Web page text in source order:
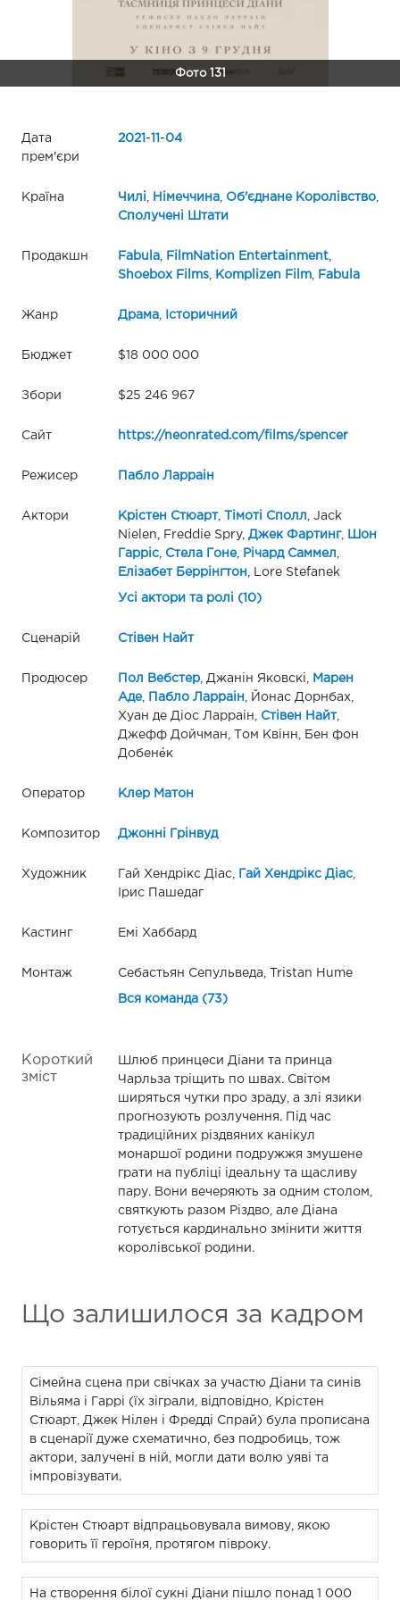
Фото 131
Дата
прем'єри
2021 -11 -04
Країна Чилі Німеччина, Об'єднане Королівство,
Сполучені Штати
Продакшн Fabula, FilmNation Entertainment,
Shoebox Films, Komplizen Film, Fabula
Жанр Драма, Історичний
Бюджет $18 000 000
Збори $25 246 967
Сайт https://neonrated.com/films/spencer
Режисер Пабло Ларраін
Актори Крістен Стюарт, Тімоті Сполл , Jack
Nielen, Freddie Spry, Джек Фартинг,
Шон
Гарріс, Стела Гоне, Річард Саммел
Елізабет Беррінгтон , Lore Stefanek
Усі актори та ролі (10)
Сценарій Стівен Найт
Продюсер Пол Вебстер, Джанін Яковскі,
Марен
Аде, Пабло Ларраін , Йонас Дорнбах,
Хуан де Діос Ларраін,
Стівен Найт,
Джефф Дойчман, Том Квінн, Бен фон
Добене́к
Оператор Клер Матон
Композитор Джонні Грінвуд
Художник Гай Хендрікс Діас, Гай Хендрікс Діас,
Ірис Пашедаг
Кастинг Емі Хаббард
Монтаж Себастьян Сепульведа, Tristan Hume
Вся команда (73)
Короткий
зміст
Шлюб принцеси Діани та принца
Чарльза тріщить по швах. Світом
ширяться чутки про зраду, а злі язики
прогнозують розлучення. Під час
традиційних різдвяних канікул
монаршої родини подружжя змушене
грати на публіці ідеальну та щасливу
пару. Вони вечеряють за одним столом,
святкують разом Різдво, але Діана
готується кардинально змінити життя
королівської родини.
Що залишилося за кадром
Сімейна сцена при свічках за участю Діани та синів
Вільяма і Гаррі (їх зіграли, відповідно, Крістен
Стюарт, Джек Нілен і Фредді Спрай) була прописана
в сценарії дуже схематично, без подробиць, тож
актори, залучені в ній, могли дати волю уяві та
імпровізувати.
Крістен Стюарт відпрацьовувала вимову, якою
говорить її героїня, протягом півроку.
На створення білої сукні Діани пішло понад 1 000